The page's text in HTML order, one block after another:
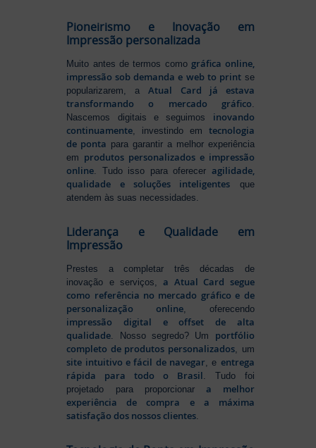
Pioneirismo e Inovação em
Impressão personalizada
Muito antes de termos como gráfica online,
impressão sob demanda e web to printse
popularizarem, aAtual Card já estava
transformando o mercado gráfico.
Nascemos digitais e seguimos inovando
continuamente, investindo em tecnologia
de ponta para garantir a melhor experiência
em produtos personalizados e impressão
online. Tudo isso para oferecer agilidade,
qualidade e soluções inteligentes que
atendem às suas necessidades.
Liderança e Qualidade em
Impressão
Prestes a completar três décadas de
inovação e serviços,a Atual Card segue
como referência no mercado gráfico e de
personalização online, oferecendo
impressão digital e offset de alta
qualidade . Nosso segredo? Um portfólio
completo de produtos personalizados , um
site intuitivo e fácil de navegar , e entrega
rápida para todo o Brasil . Tudo foi
projetado para proporcionara melhor
experiência de compra e a máxima
satisfação dos nossos clientes